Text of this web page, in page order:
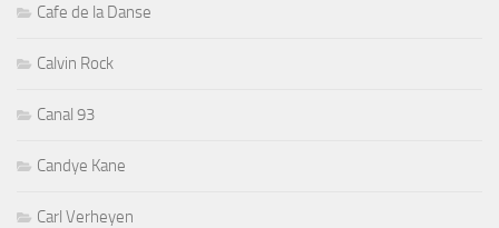
Cafe de la Danse
Calvin Rock
Canal 93
Candye Kane
Carl Verheyen